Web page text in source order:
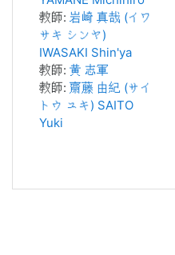
教師: 岩崎 真哉 (イワ
サキ シンヤ)
IWASAKI Shin'ya
教師: 黄 志軍
教師: 齋藤 由紀 (サイ
トウ ユキ) SAITO
Yuki